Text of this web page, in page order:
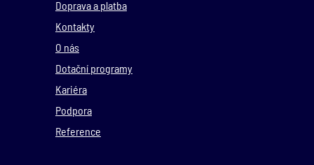
Doprava a platba
Kontakty
O nás
Dotační programy
Kariéra
Podpora
Reference